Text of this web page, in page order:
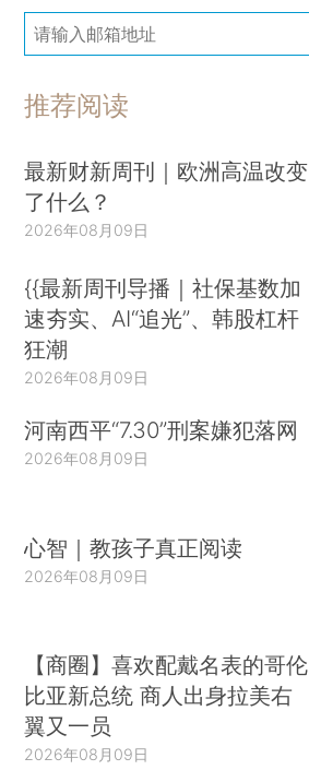
推荐阅读
最新财新周刊｜欧洲高温改变
了什么？
2026年08月09日
{{最新周刊导播｜社保基数加
速夯实、AI“追光”、韩股杠杆
狂潮
2026年08月09日
河南西平“7.30”刑案嫌犯落网
2026年08月09日
心智｜教孩子真正阅读
2026年08月09日
【商圈】喜欢配戴名表的哥伦
比亚新总统 商人出身拉美右
翼又一员
2026年08月09日